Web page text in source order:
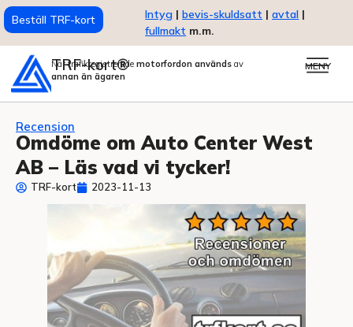
Beställ TRF-kort Intyg | bevis-skuldsatt | avtal |
fullmakt m.m.
TRF-kort®
När trafikregistrerade motorfordon används av
annan än ägaren
MENY
Recension
Omdöme om Auto Center West
AB – Läs vad vi tycker!
TRF-kort 2023-11-13